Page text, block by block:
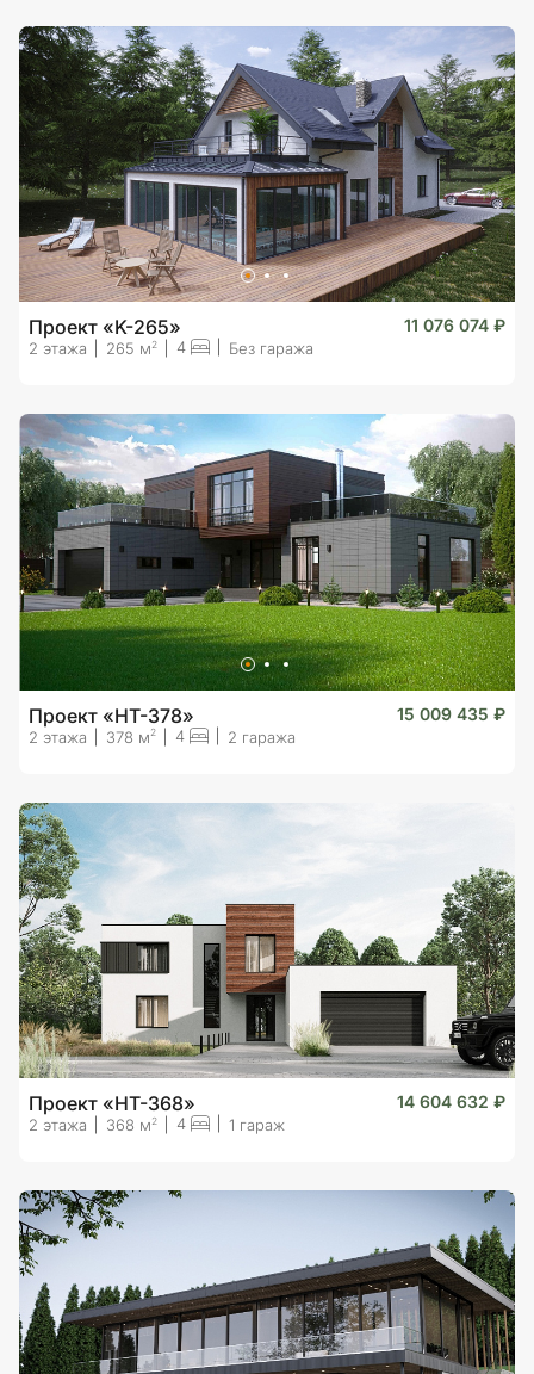
Проект «K-265» 11 076 074 ₽
2 этажа 265 м 2 4 Без гаража
Проект «HT-378» 15 009 435 ₽
2 этажа 378 м2 4 2 гаража
Проект «HT-368» 14 604 632 ₽
2 этажа 368 м 2 4 1 гараж